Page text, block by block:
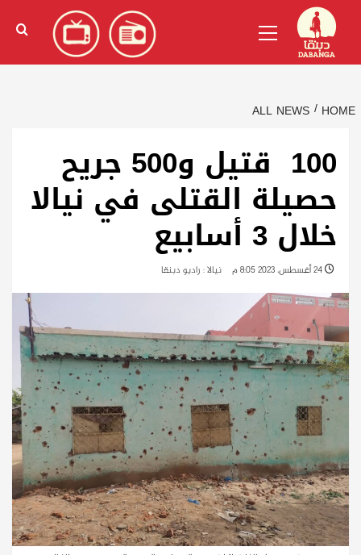
content
الإنجليزية)
Menu
HOME
ALL NEWS
100 قتيل و500 جريح
حصيلة القتلى في نيالا
خلال 3 أسابيع
نيالا : راديو دبنقا